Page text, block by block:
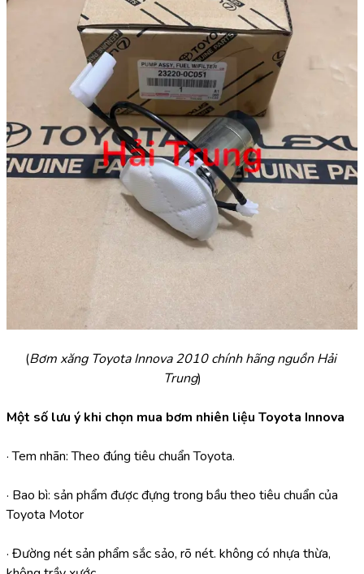
(Bơm xăng Toyota Innova 2010 chính hãng nguồn Hải
Trung)
Một số lưu ý khi chọn mua bơm nhiên liệu Toyota Innova
· Tem nhãn: Theo đúng tiêu chuẩn Toyota.
· Bao bì: sản phẩm được đựng trong bầu theo tiêu chuẩn của
Toyota Motor
· Đường nét sản phẩm sắc sảo, rõ nét. không có nhựa thừa,